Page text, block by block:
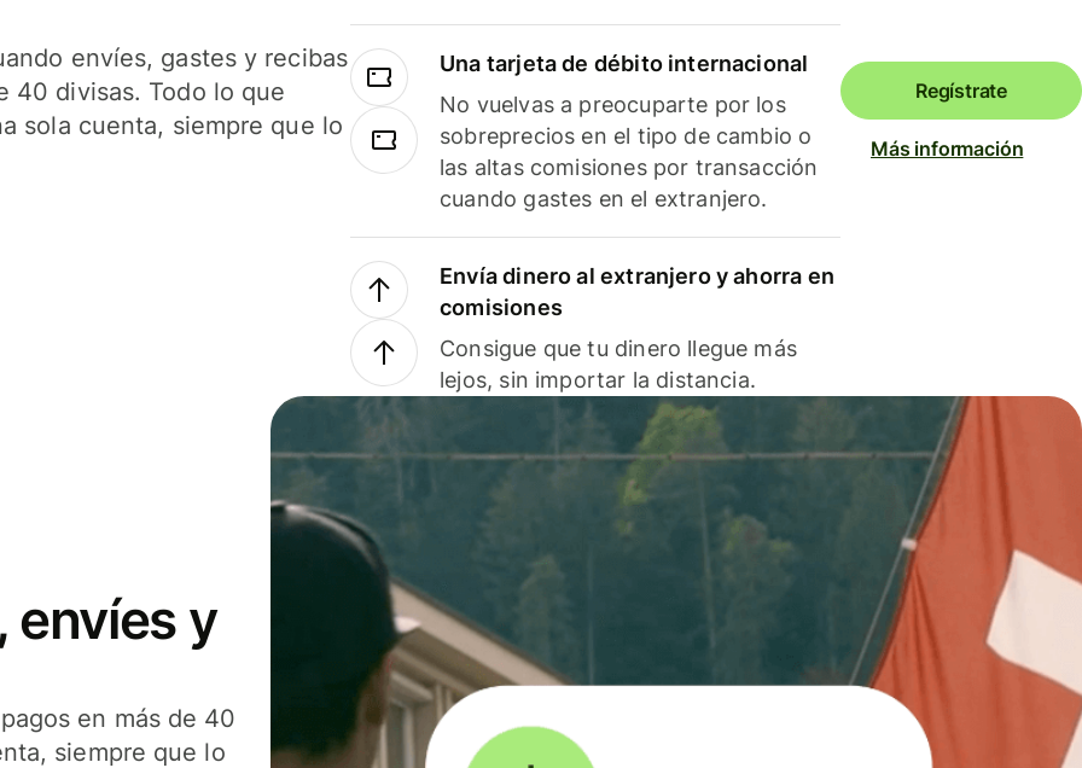
envíes, gastes y recibas
40 divisas. Todo lo que
sola cuenta, siempre que lo
Una tarjeta de débito internacional
No vuelvas a preocuparte por los
sobreprecios en el tipo de cambio o
las altas comisiones por transacción
cuando gastes en el extranjero.
Envía dinero al extranjero y ahorra en
comisiones
Consigue que tu dinero llegue más
lejos, sin importar la distancia.
Regístrate
Más información
envíes y
en más de 40
siempre que lo